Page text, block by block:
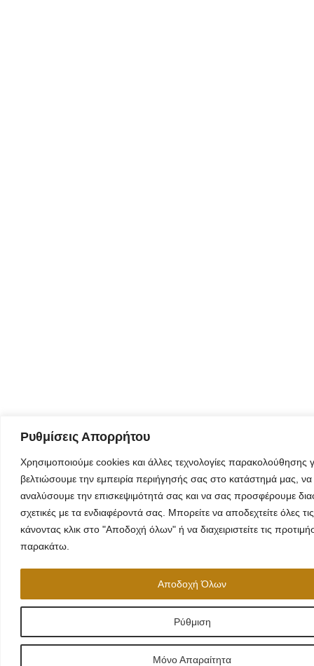
Ρυθμίσεις Απορρήτου
Χρησιμοποιούμε cookies και άλλες τεχνολογίες παρακολούθησης
βελτιώσουμε την εμπειρία περιήγησής σας στο κατάστημά μας, να
αναλύσουμε την επισκεψιμότητά σας και να σας προσφέρουμε
σχετικές με τα ενδιαφέροντά σας. Μπορείτε να αποδεχτείτε όλες
κάνοντας κλικ στο "Αποδοχή όλων" ή να διαχειριστείτε τις
παρακάτω.
Ρύθμιση
Μόνο Απαραίτητα
Αποδοχή Όλων